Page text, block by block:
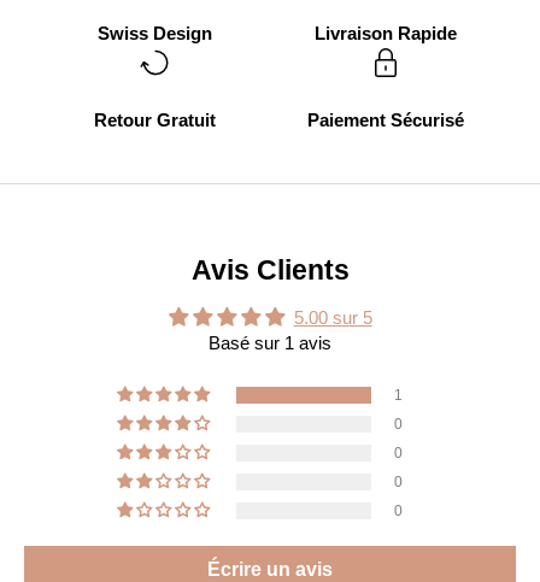
Swiss Design Livraison Rapide
Retour Gratuit Paiement Sécurisé
Avis Clients
5.00 sur 5
Basé sur 1 avis
1
0
0
0
0
Écrire un avis